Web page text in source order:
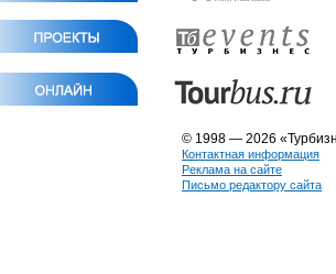
© 1998 — 2026
Контактная информация
Реклама на сайте
Письмо редактору сайта